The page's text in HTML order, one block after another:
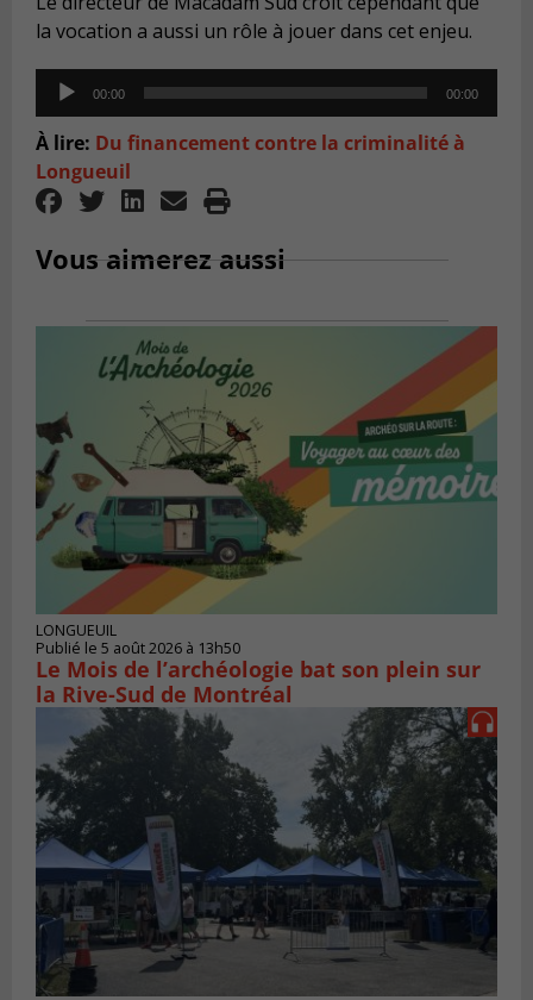
la vocation a aussi un rôle à jouer dans cet enjeu.
Audio
Player
00:00 00:00
À lire: Du financement contre la criminalité à
Longueuil
Vous aimerez aussi
LONGUEUIL
Publié le 5 août 2026 à 13h50
Le Mois de l’archéologie bat son plein sur
la Rive-Sud de Montréal